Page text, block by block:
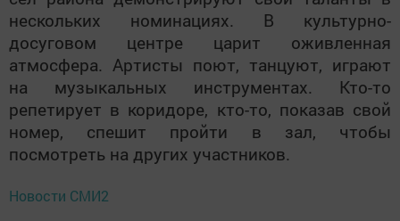
нескольких номинациях. В культурно-
досуговом центре царит оживленная
атмосфера. Артисты поют, танцуют, играют
на музыкальных инструментах. Кто-то
репетирует в коридоре, кто-то, показав свой
номер, спешит пройти в зал, чтобы
посмотреть на других участников.
Новости СМИ2